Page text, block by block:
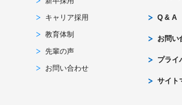
キャリア採用
教育体制
先輩の声
お問い合わせ
Q & A
お問い
プライ
サイト